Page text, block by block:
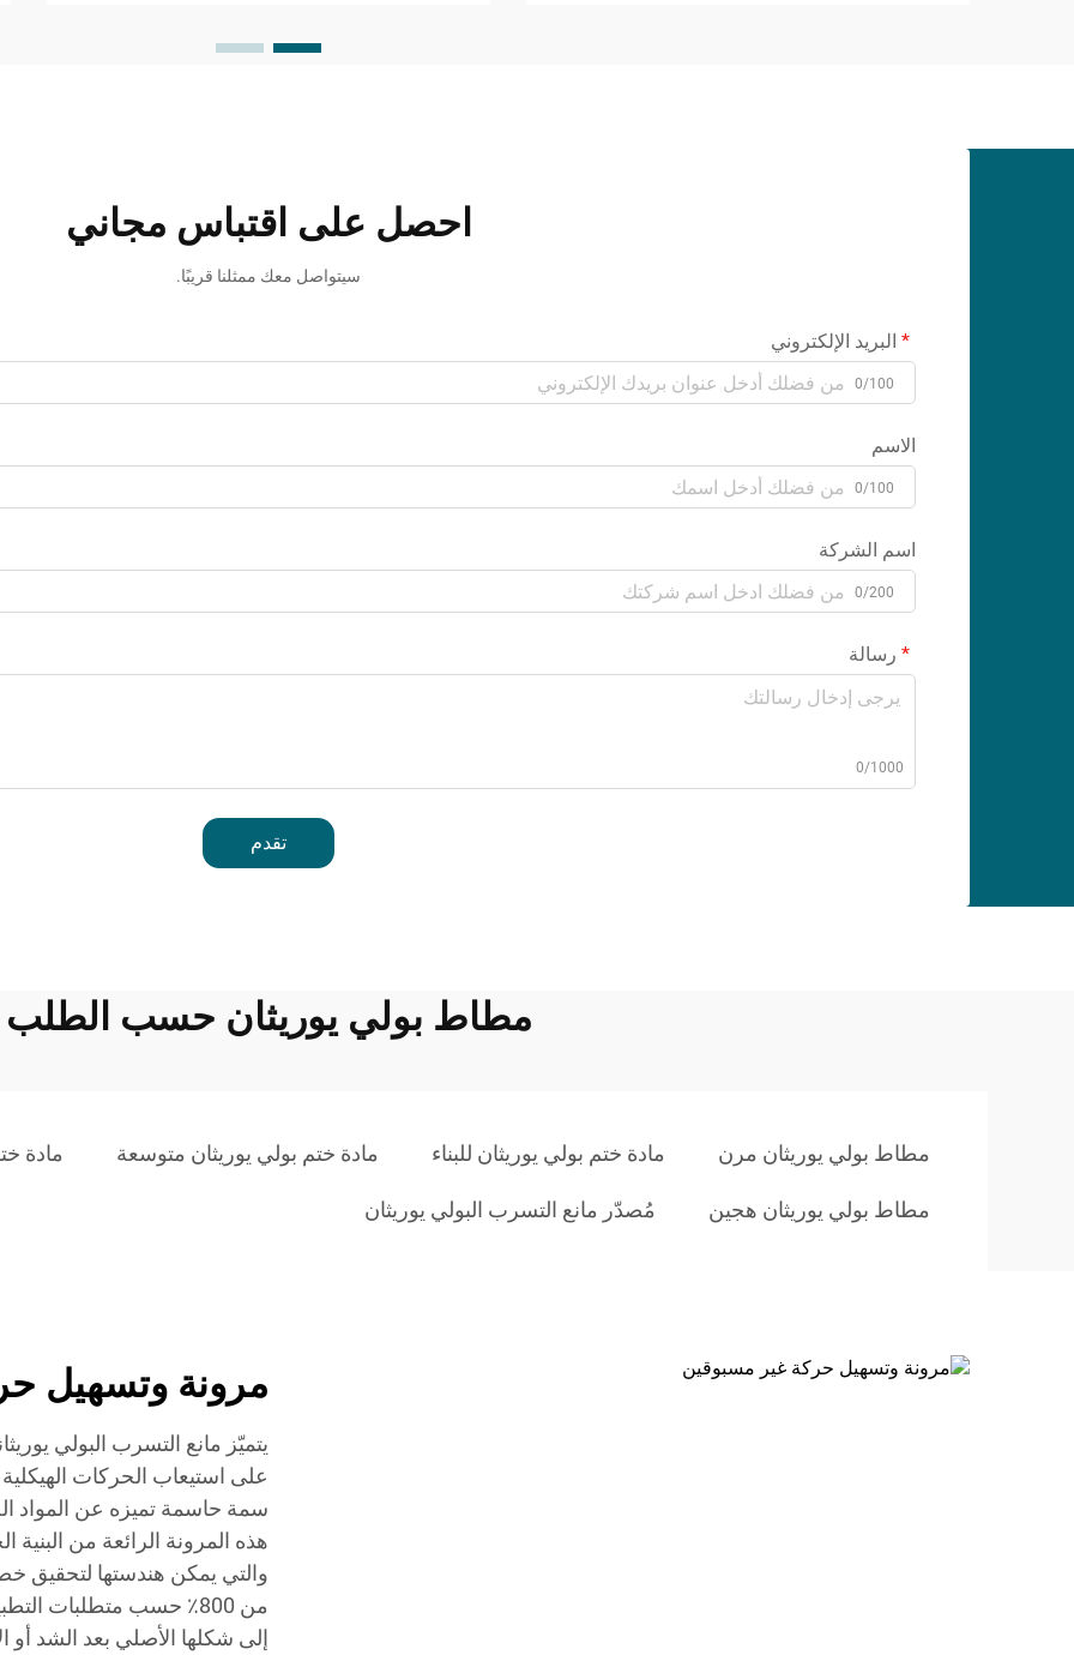
احصل على اقتباس مجاني
سيتواصل معك ممثلنا قريبًا.
البريد الإلكتروني
0/100
الاسم
0/100
اسم الشركة
0/200
رسالة
0/1000
تقدم
مطاط بولي يوريثان حسب الطلب
مطاط بولي يوريثان مرن مادة ختم بولي يوريثان للبناء مادة ختم بولي يوريثان متوسعة مادة
مطاط بولي يوريثان هجين مُصدّر مانع التسرب البولي يوريثان
مرونة وتسهيل
يتميّز مانع التسرب البولي
على استيعاب الحركات
سمة حاسمة تميزه عن المواد
هذه المرونة الرائعة من البنية
من 800٪ حسب متطلبات
إلى شكلها الأصلي بعد الشد أو